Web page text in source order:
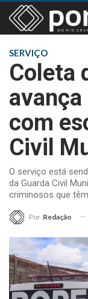
SERVIÇO
Coleta
com
Civil
O serviço está
da Guarda Civil
criminosos que
Por Redação